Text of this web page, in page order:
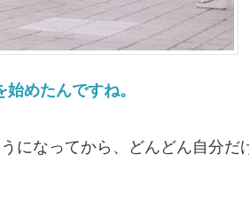
めたんですね。
になってから、どんどん自分だ